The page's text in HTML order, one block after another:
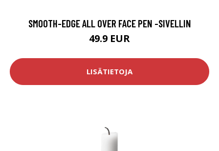
SMOOTH-EDGE ALL OVER FACE PEN -SIVELLIN
49.9 EUR
LISÄTIETOJA